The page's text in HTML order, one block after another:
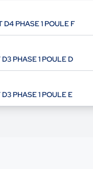
D4 PHASE 1 POULE F
D3 PHASE 1 POULE D
D3 PHASE 1 POULE E